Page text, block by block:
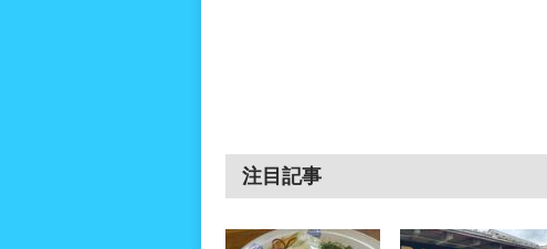
注目記事